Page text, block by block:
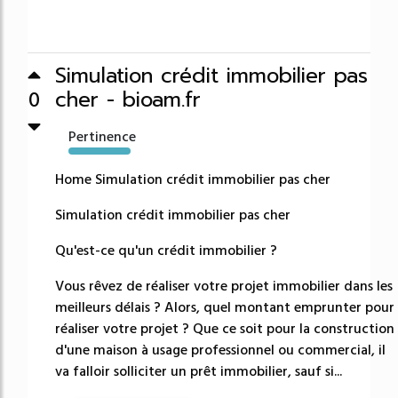
0
Simulation crédit immobilier pas
cher - bioam.fr
Pertinence
21167%
Home Simulation crédit immobilier pas cher
Simulation crédit immobilier pas cher
Qu'est-ce qu'un crédit immobilier ?
Vous rêvez de réaliser votre projet immobilier dans les
meilleurs délais ? Alors, quel montant emprunter pour
réaliser votre projet ? Que ce soit pour la construction
d'une maison à usage professionnel ou commercial, il
va falloir solliciter un prêt immobilier, sauf si...